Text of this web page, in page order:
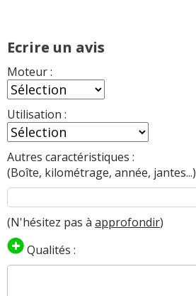
Ecrire un avis
Moteur :
Utilisation :
Autres caractéristiques :
(Boîte, kilométrage, année, jantes...)
(N'hésitez pas à approfondir)
Qualités :